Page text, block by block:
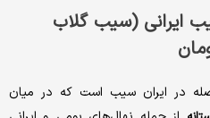
ایرانی (سیب گلاب
از جذاب‌ترین میوه‌های ۴ فصله در ایران سیب است که در میان